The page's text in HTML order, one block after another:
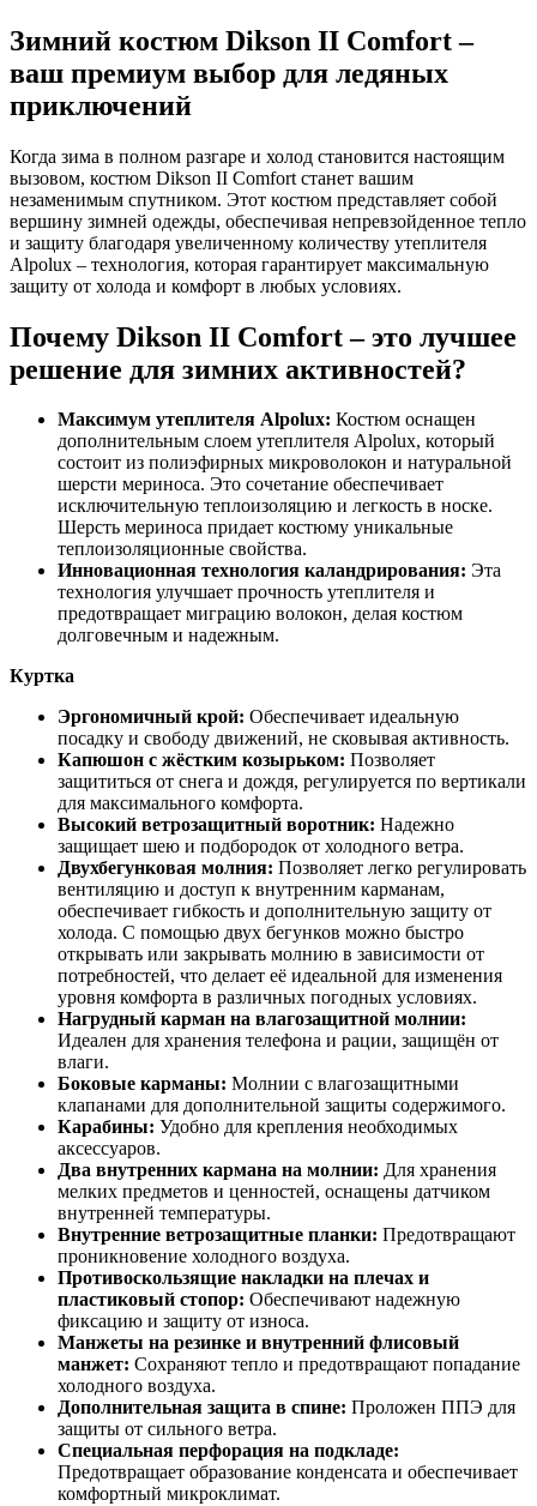
Зимний костюм Dikson II Comfort –
ваш премиум выбор для ледяных
приключений
Когда зима в полном разгаре и холод становится настоящим
вызовом, костюм Dikson II Comfort станет вашим
незаменимым спутником. Этот костюм представляет собой
вершину зимней одежды, обеспечивая непревзойденное тепло
и защиту благодаря увеличенному количеству утеплителя
Alpolux – технология, которая гарантирует максимальную
защиту от холода и комфорт в любых условиях.
Почему Dikson II Comfort – это лучшее
решение для зимних активностей?
Максимум утеплителя Alpolux: Костюм оснащен
дополнительным слоем утеплителя Alpolux, который
состоит из полиэфирных микроволокон и натуральной
шерсти мериноса. Это сочетание обеспечивает
исключительную теплоизоляцию и легкость в носке.
Шерсть мериноса придает костюму уникальные
теплоизоляционные свойства.
Инновационная технология каландрирования: Эта
технология улучшает прочность утеплителя и
предотвращает миграцию волокон, делая костюм
долговечным и надежным.
Куртка
Эргономичный крой: Обеспечивает идеальную
посадку и свободу движений, не сковывая активность.
Капюшон с жёстким козырьком: Позволяет
защититься от снега и дождя, регулируется по вертикали
для максимального комфорта.
Высокий ветрозащитный воротник: Надежно
защищает шею и подбородок от холодного ветра.
Двухбегунковая молния: Позволяет легко регулировать
вентиляцию и доступ к внутренним карманам,
обеспечивает гибкость и дополнительную защиту от
холода. С помощью двух бегунков можно быстро
открывать или закрывать молнию в зависимости от
потребностей, что делает её идеальной для изменения
уровня комфорта в различных погодных условиях.
Нагрудный карман на влагозащитной молнии:
Идеален для хранения телефона и рации, защищён от
влаги.
Боковые карманы: Молнии с влагозащитными
клапанами для дополнительной защиты содержимого.
Карабины: Удобно для крепления необходимых
аксессуаров.
Два внутренних кармана на молнии: Для хранения
мелких предметов и ценностей, оснащены датчиком
внутренней температуры.
Внутренние ветрозащитные планки: Предотвращают
проникновение холодного воздуха.
Противоскользящие накладки на плечах и
пластиковый стопор: Обеспечивают надежную
фиксацию и защиту от износа.
Манжеты на резинке и внутренний флисовый
манжет: Сохраняют тепло и предотвращают попадание
холодного воздуха.
Дополнительная защита в спине: Проложен ППЭ для
защиты от сильного ветра.
Специальная перфорация на подкладе:
Предотвращает образование конденсата и обеспечивает
комфортный микроклимат.